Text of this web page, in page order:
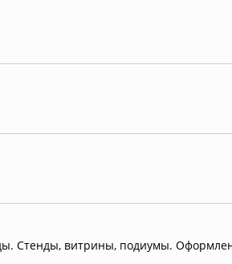
Стенды, витрины, подиумы.